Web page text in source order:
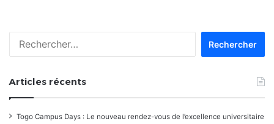
Articles récents
Togo Campus Days : Le nouveau rendez-vous de l’excellence universitaire